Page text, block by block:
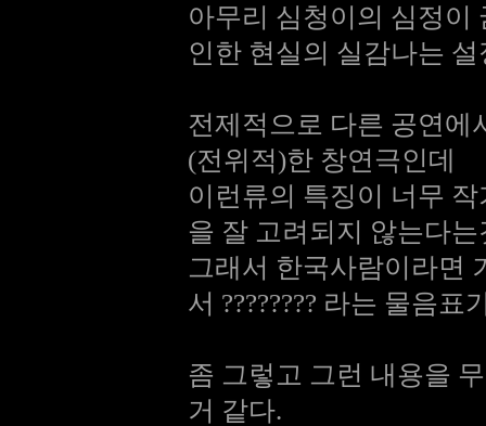
아무리 심청이의 심정이
인한 현실의 실감나는 설
전제적으로 다른 공연에
(전위적)한 창연극인데
이런류의 특징이 너무
을 잘 고려되지 않는다
그래서 한국사람이라면
서 ???????? 라는 물음
좀 그렇고 그런 내용을
거 같다.